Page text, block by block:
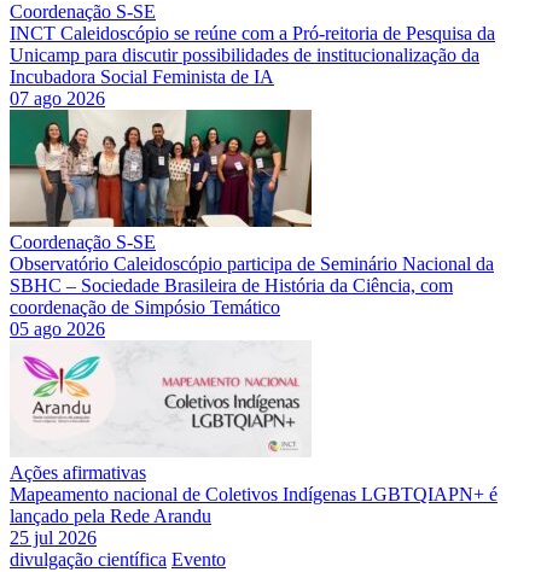
Coordenação S-SE
INCT Caleidoscópio se reúne com a Pró-reitoria de Pesquisa da
Unicamp para discutir possibilidades de institucionalização da
Incubadora Social Feminista de IA
07 ago 2026
Coordenação S-SE
Observatório Caleidoscópio participa de Seminário Nacional da
SBHC – Sociedade Brasileira de História da Ciência, com
coordenação de Simpósio Temático
05 ago 2026
Ações afirmativas
Mapeamento nacional de Coletivos Indígenas LGBTQIAPN+ é
lançado pela Rede Arandu
25 jul 2026
divulgação científica Evento